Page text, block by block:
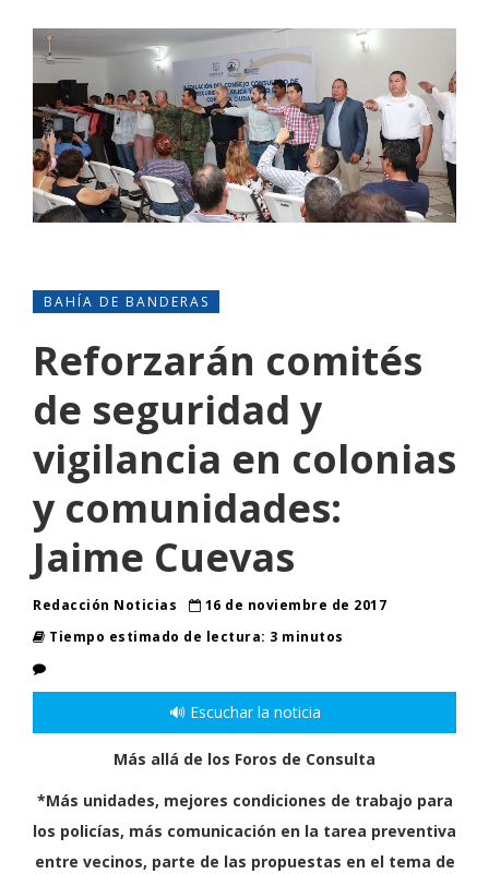
BAHÍA DE BANDERAS
Reforzarán comités
de seguridad y
vigilancia en colonias
y comunidades:
Jaime Cuevas
Redacción Noticias
16 de noviembre de 2017
Tiempo estimado de lectura: 3 minutos
🔊 Escuchar la noticia
Más allá de los Foros de Consulta
*Más unidades, mejores condiciones de trabajo para
los policías, más comunicación en la tarea preventiva
entre vecinos, parte de las propuestas en el tema de